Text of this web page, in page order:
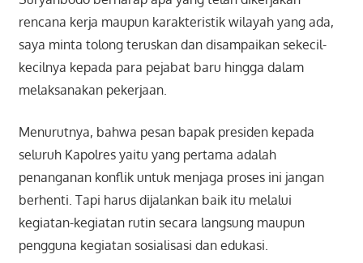
rencana kerja maupun karakteristik wilayah yang ada,
saya minta tolong teruskan dan disampaikan sekecil-
kecilnya kepada para pejabat baru hingga dalam
melaksanakan pekerjaan.
Menurutnya, bahwa pesan bapak presiden kepada
seluruh Kapolres yaitu yang pertama adalah
penanganan konflik untuk menjaga proses ini jangan
berhenti. Tapi harus dijalankan baik itu melalui
kegiatan-kegiatan rutin secara langsung maupun
pengguna kegiatan sosialisasi dan edukasi.